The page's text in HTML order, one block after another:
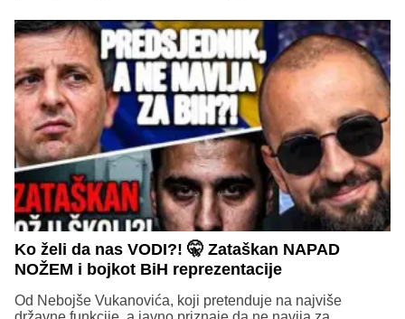
Ko želi da nas VODI?! 🤫 Zataškan NAPAD
NOŽEM i bojkot BiH reprezentacije
Od Nebojše Vukanovića, koji pretenduje na najviše